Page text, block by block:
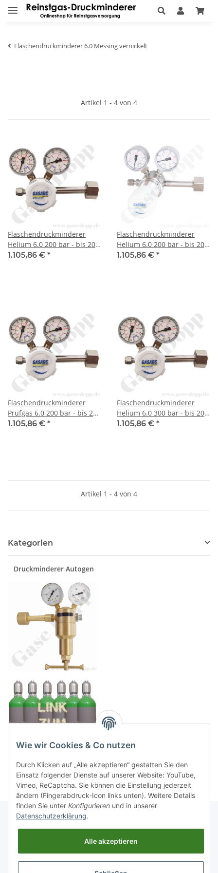
Flaschendruckminderer 6.0 Messing vernickelt
Artikel 1 - 4 von 4
Flaschendruckminderer
Helium 6.0 200 bar - bis 20
bar regelbar - 1-stufig -
1.105,86 € *
Flaschendruckminderer
Helium 6.0 200 bar - bis 20
bar regelbar - 1-stufig -
1.105,86 € *
Flaschendruckminderer
Prüfgas 6.0 200 bar - bis 20
bar regelbar - 1-stufig -
1.105,86 € *
Flaschendruckminderer
Helium 6.0 300 bar - bis 20
bar regelbar - 1-stufig -
1.105,86 € *
Artikel 1 - 4 von 4
Kategorien
Druckminderer Autogen
Gesetzliche Informationen
Wie wir Cookies & Co nutzen
Durch Klicken auf „Alle akzeptieren“ gestatten Sie den
Einsatz folgender Dienste auf unserer Website: YouTube,
Vimeo, ReCaptcha. Sie können die Einstellung jederzeit
ändern (Fingerabdruck-Icon links unten). Weitere Details
finden Sie unter Konfigurieren und in unserer
Datenschutzerklärung.
Alle akzeptieren